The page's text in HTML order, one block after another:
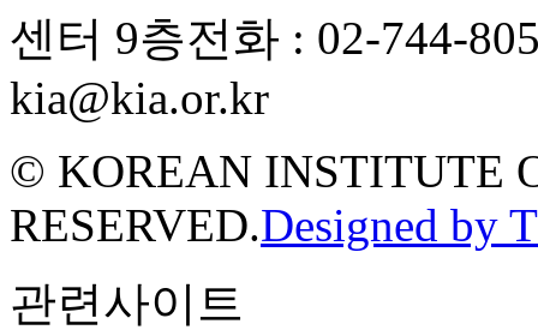
센터 9층전화 : 02-744-
kia@kia.or.kr
© KOREAN INSTITUTE
RESERVED.Designed by
관련사이트